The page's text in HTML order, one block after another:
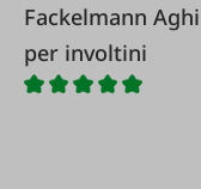
Fackelmann Aghi
per involtini